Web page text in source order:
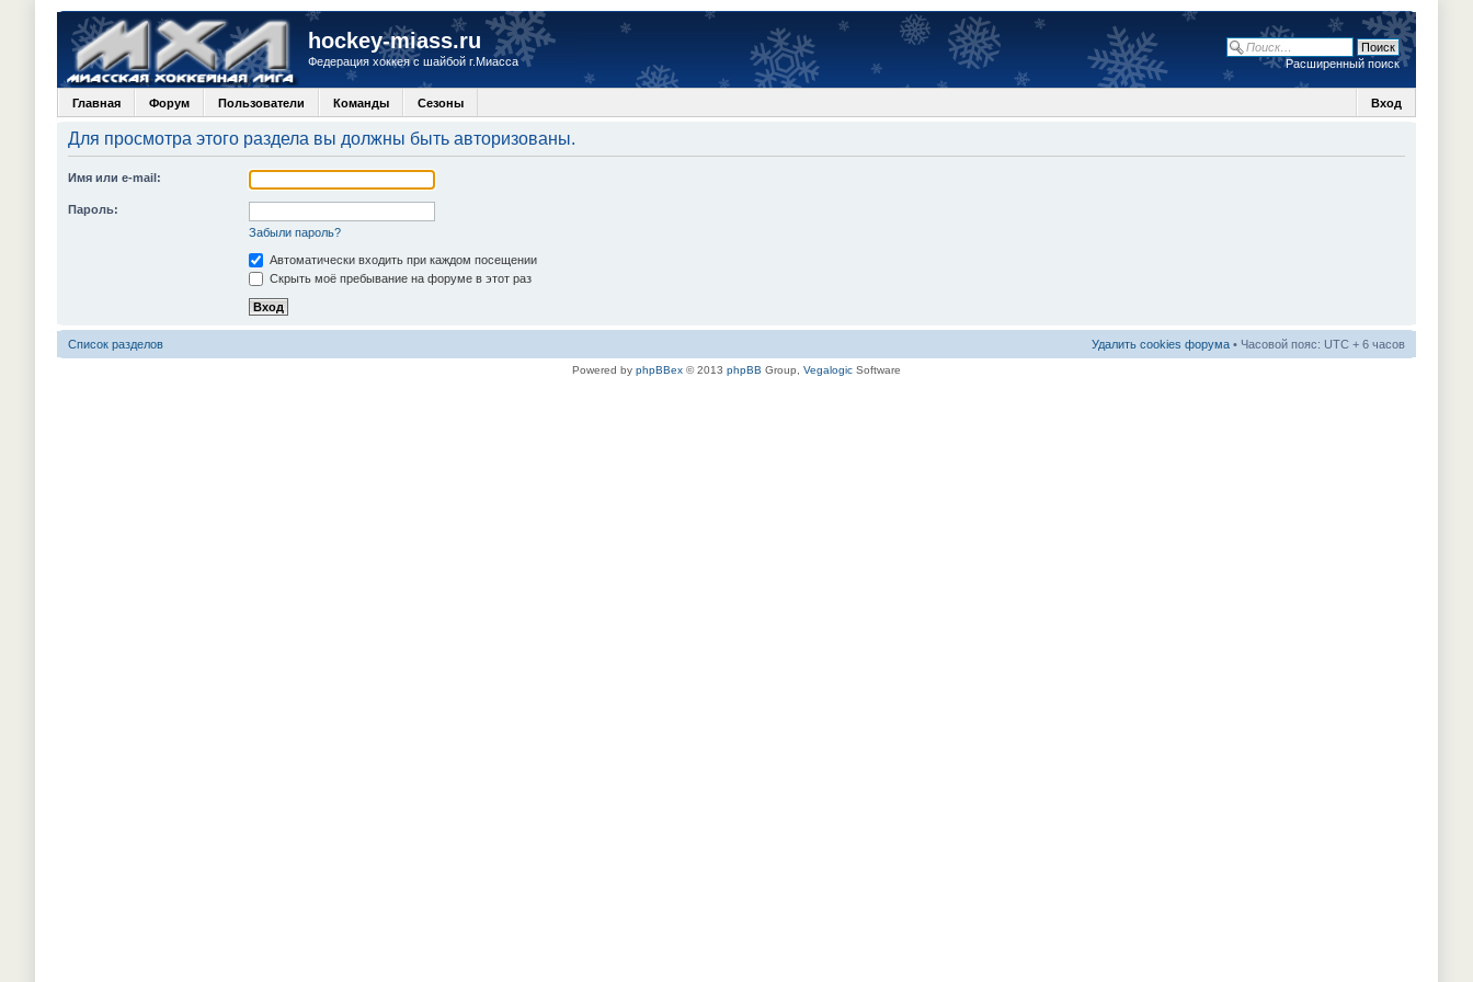
hockey-miass.ru
Федерация хоккея с шайбой г.Миасса Расширенный поиск
Главная Форум Пользователи Команды Сезоны Вход
Для просмотра этого раздела вы должны быть авторизованы.
Имя или e-mail:
Пароль:
Забыли пароль?
Автоматически входить при каждом посещении
Скрыть моё пребывание на форуме в этот раз
Список разделов Удалить cookies форума • Часовой пояс: UTC + 6 часов
Powered by phpBBex © 2013 phpBB Group, Vegalogic Software